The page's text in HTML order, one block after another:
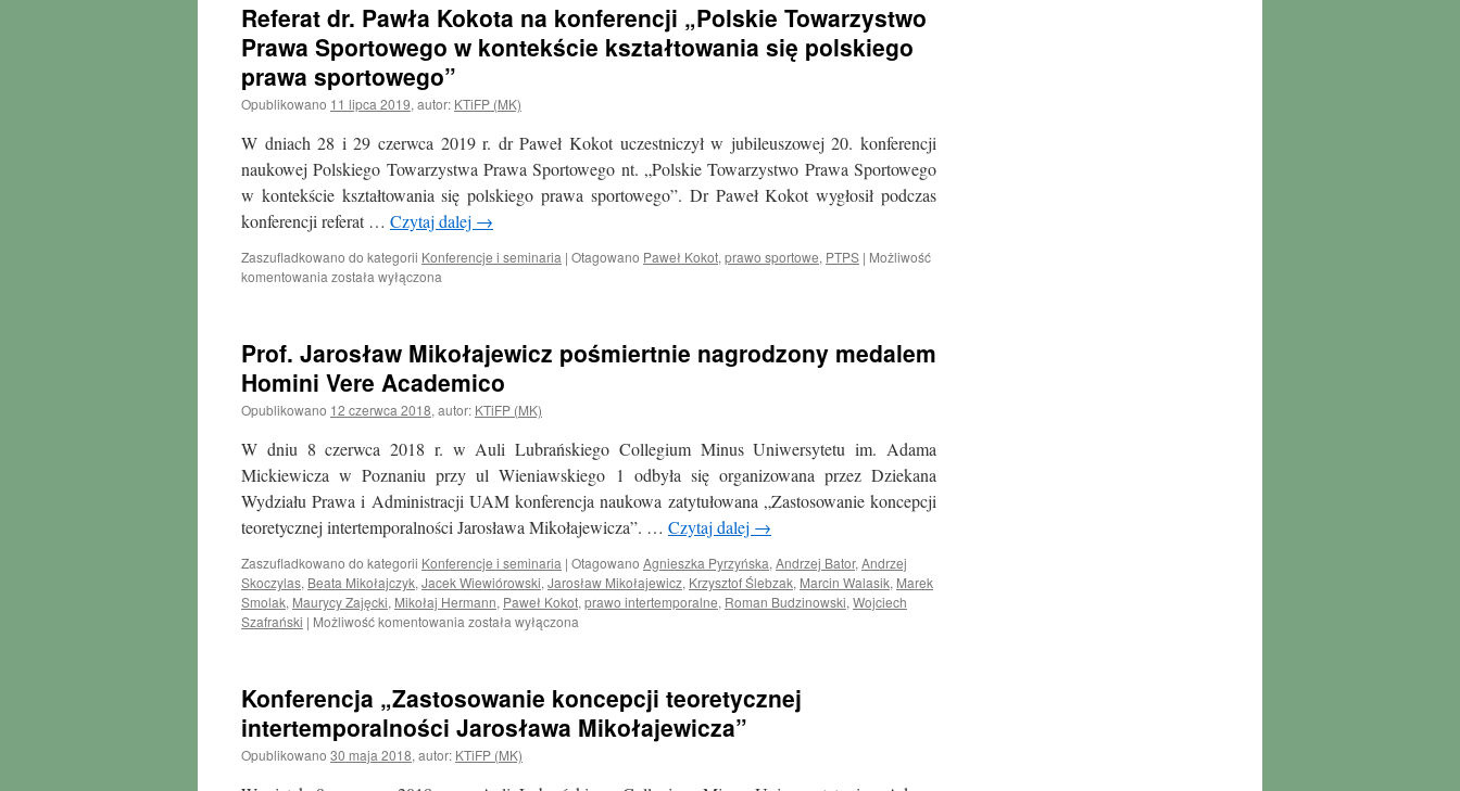
„Działalność
orzecznicza
Trybunału
legitymizacja
systemu
prawa
w
ustrojowej
Referat dr. Pawła Kokota na konferencji „Polskie Towarzystwo
Prawa Sportowego w kontekście kształtowania się polskiego
prawa sportowego”
Opublikowano 11 lipca 2019, autor: KTiFP (MK)
W dniach 28 i 29 czerwca 2019 r. dr Paweł Kokot uczestniczył w jubileuszowej 20. konferencji
naukowej Polskiego Towarzystwa Prawa Sportowego nt. „Polskie Towarzystwo Prawa Sportowego
w kontekście kształtowania się polskiego prawa sportowego”. Dr Paweł Kokot wygłosił podczas
konferencji referat … Czytaj dalej →
Zaszufladkowano do kategorii Konferencje i seminaria | Otagowano Paweł Kokot, prawo sportowe, PTPS | Możliwość
komentowania Referat
na
konferencji
„Polskie
Towarzystwo
Sportowego
w
kształtowania
się
prawa
sportowego”
została wyłączona
Prof. Jarosław Mikołajewicz pośmiertnie nagrodzony medalem
Homini Vere Academico
Opublikowano 12 czerwca 2018, autor: KTiFP (MK)
W dniu 8 czerwca 2018 r. w Auli Lubrańskiego Collegium Minus Uniwersytetu im. Adama
Mickiewicza w Poznaniu przy ul Wieniawskiego 1 odbyła się organizowana przez Dziekana
Wydziału Prawa i Administracji UAM konferencja naukowa zatytułowana „Zastosowanie koncepcji
teoretycznej intertemporalności Jarosława Mikołajewicza”. … Czytaj dalej →
Zaszufladkowano do kategorii Konferencje i seminaria | Otagowano Agnieszka Pyrzyńska, Andrzej Bator, Andrzej
Skoczylas, Beata Mikołajczyk, Jacek Wiewiórowski, Jarosław Mikołajewicz, Krzysztof Ślebzak, Marcin Walasik, Marek
Smolak, Maurycy Zajęcki, Mikołaj Hermann, Paweł Kokot, prawo intertemporalne, Roman Budzinowski, Wojciech
Szafrański | Możliwość komentowania Prof.
nagrodzony
medalem
Homini
Vere
została wyłączona
Konferencja „Zastosowanie koncepcji teoretycznej
intertemporalności Jarosława Mikołajewicza”
Opublikowano 30 maja 2018, autor: KTiFP (MK)